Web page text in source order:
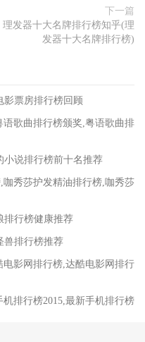
下一篇
理发器十大名牌排行榜知乎(理
发器十大名牌排行榜)
影票房排行榜回顾
歌曲排行榜颁奖,粤语歌曲排
小说排行榜前十名推荐
秀莎护发精油排行榜,咖秀莎
排行榜健康推荐
兽排行榜推荐
影网排行榜,达酷电影网排行
排行榜2015,最新手机排行榜